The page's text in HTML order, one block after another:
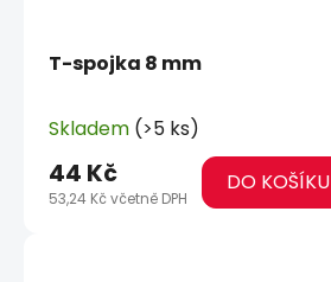
T-spojka 8 mm
Skladem (>5 ks)
53,24 Kč včetně DPH
44 Kč DO KOŠÍKU